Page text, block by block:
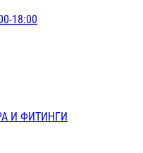
18:00
И ФИТИНГИ